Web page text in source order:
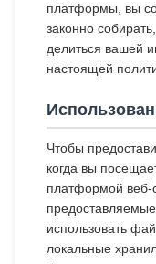
платформы, вы
законно
делиться вашей
настоящей
Чтобы
когда вы
платформой веб-
использовать
локальные